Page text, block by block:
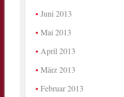
Juni 2013
Mai 2013
April 2013
März 2013
Februar 2013